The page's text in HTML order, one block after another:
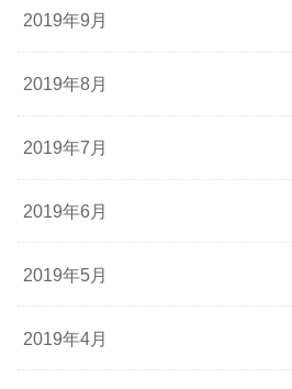
2019年9月
2019年8月
2019年7月
2019年6月
2019年5月
2019年4月